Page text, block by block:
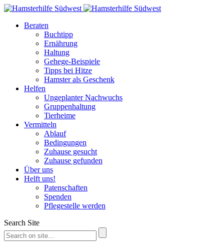
Beraten
Buchtipp
Ernährung
Haltung
Gehege-Beispiele
Tipps bei Hitze
Hamster als Geschenk
Helfen
Ungeplanter Nachwuchs
Gruppenhaltung
Tierheime
Vermitteln
Ablauf
Bedingungen
Zuhause gesucht
Zuhause gefunden
Über uns
Helft uns!
Patenschaften
Spenden
Pflegestelle werden
Search Site